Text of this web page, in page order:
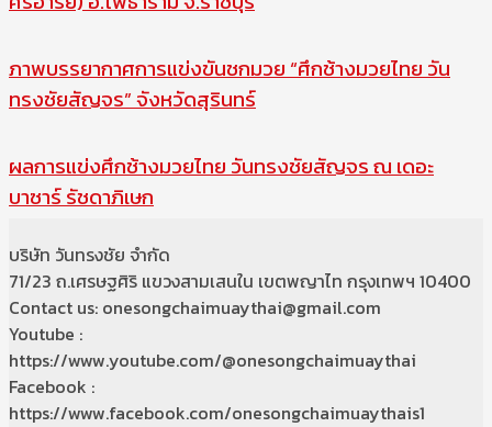
ภาพบรรยากาศการแข่งขันชกมวย “ศึกช้างมวยไทย วัน
ทรงชัยสัญจร” จังหวัดสุรินทร์
ผลการแข่งศึกช้างมวยไทย วันทรงชัยสัญจร ณ เดอะ
บาซาร์ รัชดาภิเษก
บริษัท วันทรงชัย จำกัด
71/23 ถ.เศรษฐศิริ แขวงสามเสนใน เขตพญาไท กรุงเทพฯ 10400
Contact us: onesongchaimuaythai@gmail.com
Youtube :
https://www.youtube.com/@onesongchaimuaythai
Facebook :
https://www.facebook.com/onesongchaimuaythais1